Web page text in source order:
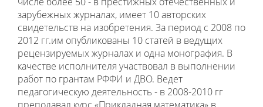
зарубежных журналах, имеет 10 авторских
свидетельств на изобретения. За период с 2008 по
2012 гг.им опубликованы 10 статей в ведущих
рецензируемых журналах и одна монография. В
качестве исполнителя участвовал в выполнении
работ по грантам РФФИ и ДВО. Ведет
педагогическую деятельность - в 2008-2010 гг